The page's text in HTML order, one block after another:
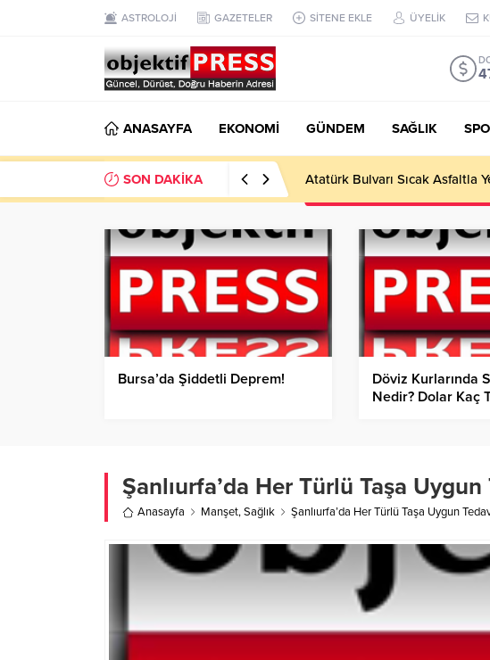
ASTROLOJİ GAZETELER SİTENE EKLE ÜYELİK
ANASAYFA EKONOMİ GÜNDEM SAĞLIK
SON DAKİKA Temmuzda IPARD III
Bursa’da Şiddetli Deprem!
Döviz Kurlarında
Nedir? Dolar Kaç
Şanlıurfa’da Her Türlü Taşa Uygun
Anasayfa Manşet,Sağlık Şanlıurfa’da Her Türlü Taşa Uygun